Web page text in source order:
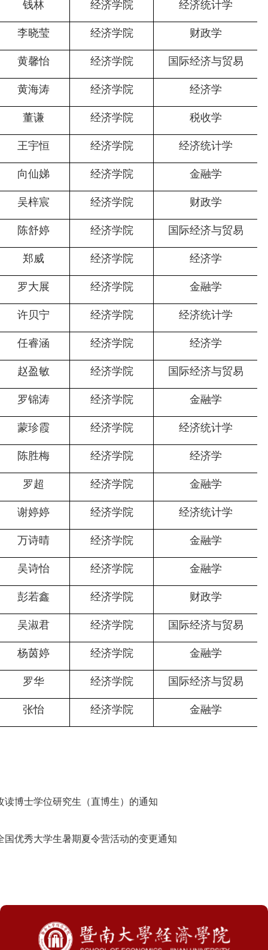
钱林 经济学院 经济统计学
李晓莹 经济学院 财政学
黄馨怡 经济学院 国际经济与贸易
黄海涛 经济学院 经济学
董谦 经济学院 税收学
王宇恒 经济学院 经济统计学
向仙娣 经济学院 金融学
吴梓宸 经济学院 财政学
陈舒婷 经济学院 国际经济与贸易
郑威 经济学院 经济学
罗大展 经济学院 金融学
许贝宁 经济学院 经济统计学
任睿涵 经济学院 经济学
赵盈敏 经济学院 国际经济与贸易
罗锦涛 经济学院 金融学
蒙珍霞 经济学院 经济统计学
陈胜梅 经济学院 经济学
罗超 经济学院 金融学
谢婷婷 经济学院 经济统计学
万诗晴 经济学院 金融学
吴诗怡 经济学院 金融学
彭若鑫 经济学院 财政学
吴淑君 经济学院 国际经济与贸易
杨茵婷 经济学院 金融学
罗华 经济学院 国际经济与贸易
张怡 经济学院 金融学
读博士学位研究生（直博生）的通知
国优秀大学生暑期夏令营活动的变更通知